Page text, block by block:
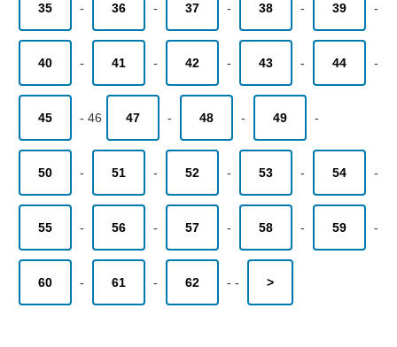
35 - 36 - 37 - 38 - 39 -
40 - 41 - 42 - 43 - 44 -
45 - 46 47 - 48 - 49 -
50 - 51 - 52 - 53 - 54 -
55 - 56 - 57 - 58 - 59 -
60 - 61 - 62 - - >